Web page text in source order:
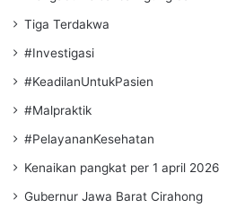
Tiga Terdakwa
#Investigasi
#KeadilanUntukPasien
#Malpraktik
#PelayananKesehatan
Kenaikan pangkat per 1 april 2026
Gubernur Jawa Barat Cirahong